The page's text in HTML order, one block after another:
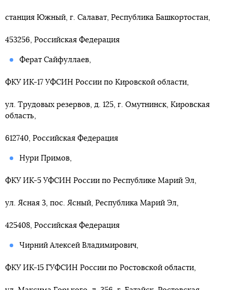
станция Южный, г. Салават, Республика Башкортостан,
453256, Российская Федерация
Ферат Сайфуллаев,
ФКУ ИК-17 УФСИН России по Кировской области,
ул. Трудовых резервов, д. 125, г. Омутнинск, Кировская
область,
612740, Российская Федерация
Нури Примов,
ФКУ ИК-5 УФСИН России по Республике Марий Эл,
ул. Ясная 3, пос. Ясный, Республика Марий Эл,
425408, Российская Федерация
Чирний Алексей Владимирович,
ФКУ ИК-15 ГУФСИН России по Ростовской области,